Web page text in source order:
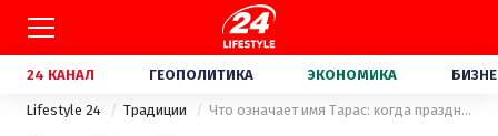
24 КАНАЛ ГЕОПОЛИТИКА ЭКОНОМИКА
Lifestyle 24 Традиции Что означает имя Тарас: когда празднуют именины эти мужчины